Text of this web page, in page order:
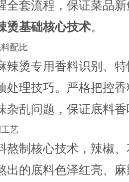
全套流程，保证菜品
烫基础核心技术。
配比
辣烫专用香料识别、
处理技巧。严格把控
杂乱问题，保证底料香
艺
熬制核心技术，辣椒
出的底料色泽红亮、